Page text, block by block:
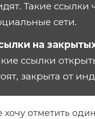
Такие ссылки
сети.
на
ссылки
закрыта от
хочу отметить